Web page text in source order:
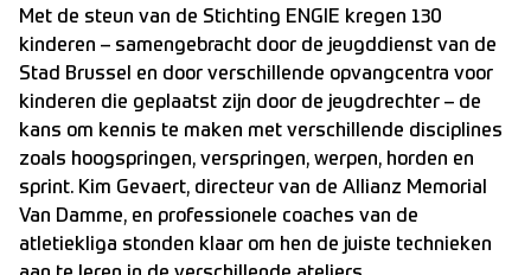
Met de steun van de Stichting ENGIE kregen 130
kinderen – samengebracht door de jeugddienst van de
Stad Brussel en door verschillende opvangcentra voor
kinderen die geplaatst zijn door de jeugdrechter – de
kans om kennis te maken met verschillende disciplines
zoals hoogspringen, verspringen, werpen, horden en
sprint. Kim Gevaert, directeur van de Allianz Memorial
Van Damme, en professionele coaches van de
atletiekliga stonden klaar om hen de juiste technieken